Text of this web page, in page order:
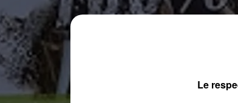
Le